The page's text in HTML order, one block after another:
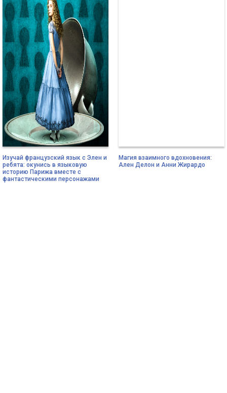
Изучай французский язык с Элен и
ребята: окунись в языковую
историю Парижа вместе с
фантастическими персонажами
Магия взаимного вдохновения:
Ален Делон и Анни Жирардо